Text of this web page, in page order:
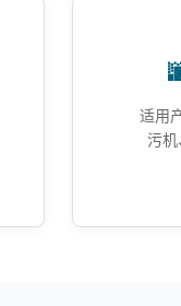
适用
污机